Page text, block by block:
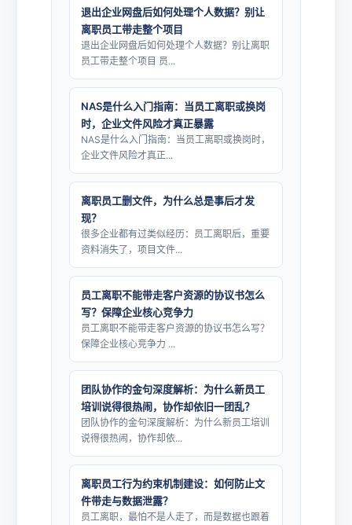
退出企业网盘后如何处理个人数据？别让
离职员工带走整个项目
退出企业网盘后如何处理个人数据？别让离职
员工带走整个项目 员...
NAS是什么入门指南：当员工离职或换岗
时，企业文件风险才真正暴露
NAS是什么入门指南：当员工离职或换岗时，
企业文件风险才真正...
离职员工删文件，为什么总是事后才发
现？
很多企业都有过类似经历：员工离职后，重要
资料消失了，项目文件...
员工离职不能带走客户资源的协议书怎么
写？保障企业核心竞争力
员工离职不能带走客户资源的协议书怎么写？
保障企业核心竞争力 ...
团队协作的金句深度解析：为什么新员工
培训说得很热闹，协作却依旧一团乱？
团队协作的金句深度解析：为什么新员工培训
说得很热闹，协作却依...
离职员工行为约束机制建设：如何防止文
件带走与数据泄露？
员工离职，最怕不是人走了，而是数据也跟着